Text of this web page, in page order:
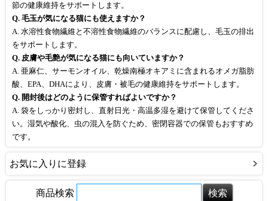
節の健康維持をサポートします。
Q. 毛玉が気になる猫にも使えますか？
A. 水溶性食物繊維と不溶性食物繊維のバランスに配慮し、毛玉の排出
をサポートします。
Q. 皮膚や毛艶が気になる猫にも向いていますか？
A. 亜麻仁、サーモンオイル、乾燥南極オキアミに含まれるオメガ脂肪
酸、EPA、DHAにより、皮膚・被毛の健康維持をサポートします。
Q. 開封後はどのように保管すればよいですか？
A. 袋をしっかり密封し、直射日光・高温多湿を避けて保管してくださ
い。湿気や酸化、虫の混入を防ぐため、密閉容器での保管もおすすめ
です。
お気に入りに登録
商品検索